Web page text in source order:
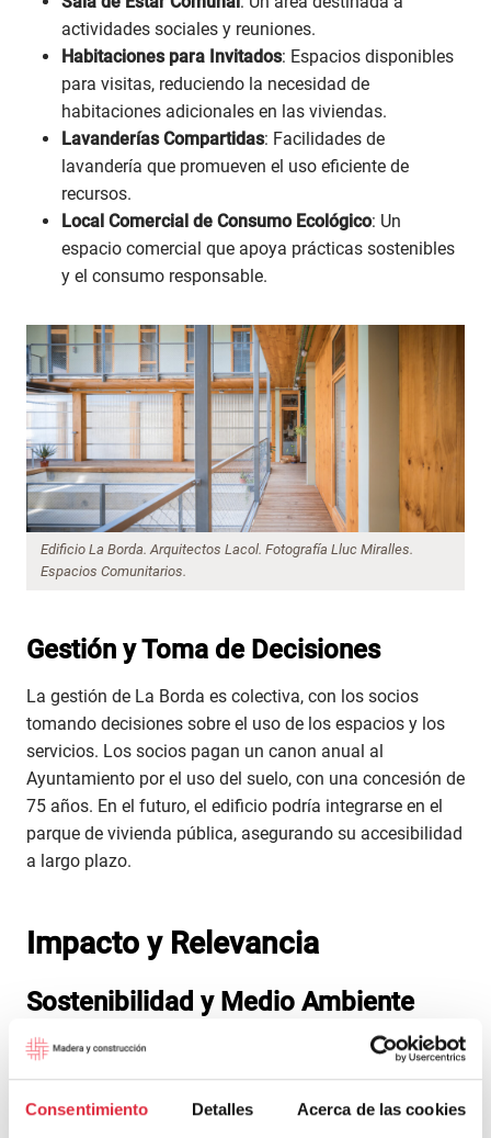
Consentimiento Detalles Acerca de las cookies
actividades sociales y reuniones.
Habitaciones para Invitados: Espacios disponibles
para visitas, reduciendo la necesidad de
habitaciones adicionales en las viviendas.
Lavanderías Compartidas: Facilidades de
lavandería que promueven el uso eficiente de
recursos.
Local Comercial de Consumo Ecológico: Un
espacio comercial que apoya prácticas sostenibles
y el consumo responsable.
Edificio La Borda. Arquitectos Lacol. Fotografía Lluc Miralles.
Espacios Comunitarios.
Gestión y Toma de Decisiones
La gestión de La Borda es colectiva, con los socios
tomando decisiones sobre el uso de los espacios y los
servicios. Los socios pagan un canon anual al
Ayuntamiento por el uso del suelo, con una concesión de
75 años. En el futuro, el edificio podría integrarse en el
parque de vivienda pública, asegurando su accesibilidad
a largo plazo.
Impacto y Relevancia
Sostenibilidad y Medio Ambiente
El uso de la madera en La Borda no solo tiene beneficios
directos en términos de sostenibilidad, sino que también
sirve como modelo para futuros proyectos de vivienda.